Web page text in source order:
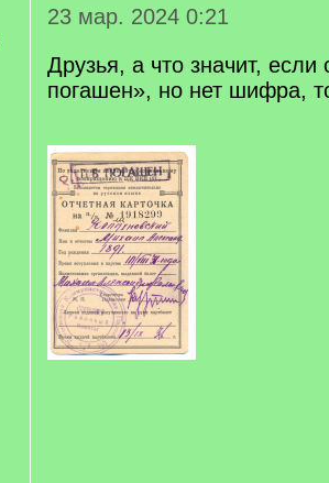
23 мар. 2024 0:21
Друзья, а что значит,
погашен», но нет шифра,